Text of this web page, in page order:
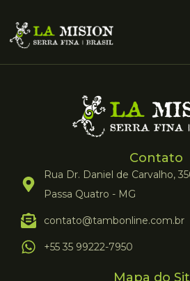
Contato
Rua Dr. Daniel de Carvalho,
Passa Quatro - MG
contato@tambonline.com.br
+55 35 99222-7950
Mapa do